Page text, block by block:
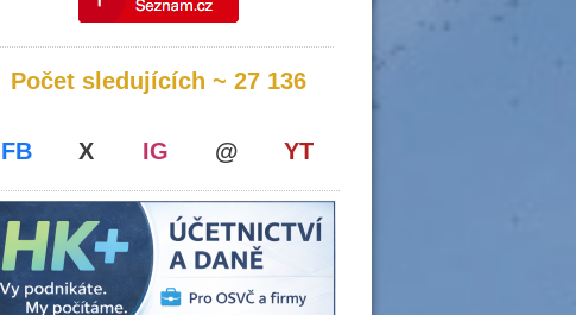
Počet sledujících ~ 27 136
FB X IG @ YT